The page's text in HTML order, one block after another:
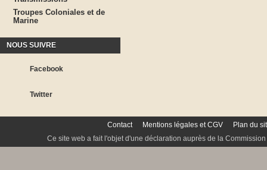
Troupes Coloniales et de
Marine
NOUS SUIVRE
Facebook
Twitter
Contact Mentions légales et CGV
Plan du
Ce site web a fait l'objet d'une déclaration auprès de la